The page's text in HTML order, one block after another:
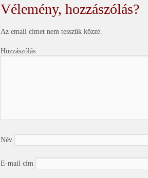
Vélemény, hozzászólás?
Az email címet nem tesszük közzé.
Hozzászólás
Név
E-mail cím